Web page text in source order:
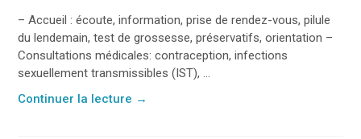
– Accueil : écoute, information, prise de rendez-vous, pilule
du lendemain, test de grossesse, préservatifs, orientation –
Consultations médicales: contraception, infections
sexuellement transmissibles (IST), ...
Continuer la lecture →